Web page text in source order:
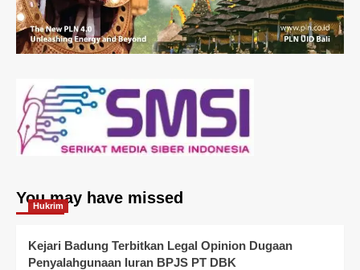
You may have missed
Hukrim
Kejari Badung Terbitkan Legal Opinion Dugaan
Penyalahgunaan Iuran BPJS PT DBK